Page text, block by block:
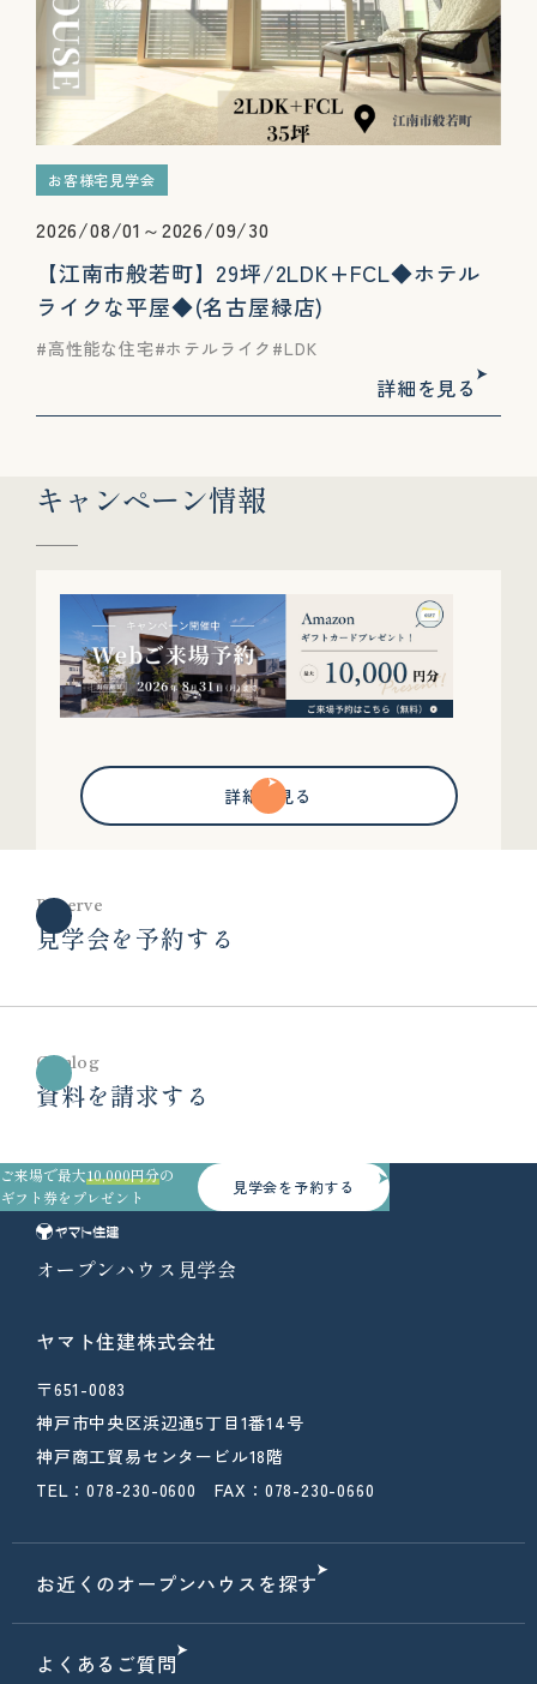
お客様宅見学会
2026/08/01～2026/09/30
【江南市般若町】29坪/2LDK+FCL◆ホテル
ライクな平屋◆(名古屋緑店)
高性能な住宅 ホテルライク LDK
詳細を見る
キャンペーン情報
詳細を見る
Reserve
見学会を予約する
Catalog
資料を請求する
ご来場で最大10,000円分の
ギフト券をプレゼント
見学会を予約する
オープンハウス見学会
ヤマト住建株式会社
〒651-0083
神戸市中央区浜辺通5丁目1番14号
神戸商工貿易センタービル18階
TEL：078-230-0600 FAX：078-230-0660
お近くのオープンハウスを探す
よくあるご質問